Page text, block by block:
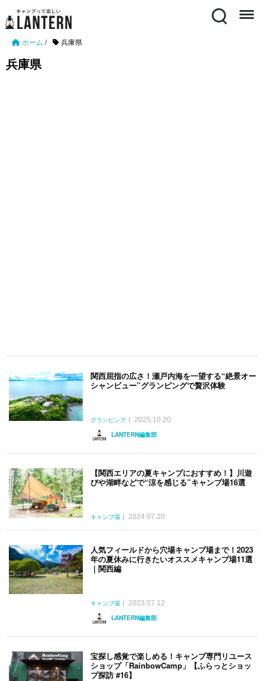
Search Menu
ホーム / 兵庫県
兵庫県
関西屈指の広さ！瀬戸内海を一望する“絶景オー
シャンビュー”グランピングで贅沢体験
グランピング
2025.10.20
LANTERN編集部
【関西エリアの夏キャンプにおすすめ！】川遊
びや湖畔などで“涼を感じる”キャンプ場16選
キャンプ場 2024.07.20
人気フィールドから穴場キャンプ場まで！2023
年の夏休みに行きたいオススメキャンプ場11選
｜関西編
キャンプ場
2023.07.12
LANTERN編集部
宝探し感覚で楽しめる！キャンプ専門リユース
ショップ「RainbowCamp」【ふらっとショッ
プ探訪 #16】